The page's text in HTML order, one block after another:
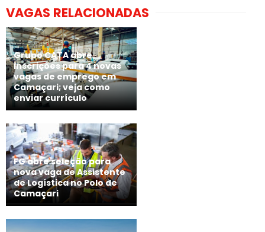
VAGAS RELACIONADAS
Grupo CATA abre
inscrições para 4 novas
vagas de emprego em
Camaçari; veja como
enviar currículo
FG abre seleção para
nova vaga de Assistente
de Logística no Polo de
Camaçari